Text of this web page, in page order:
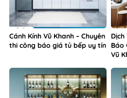
Cánh Kính Vũ Khanh – Chuyên
thi công báo giá tủ bếp uy tín
Dịch
Báo
Vũ